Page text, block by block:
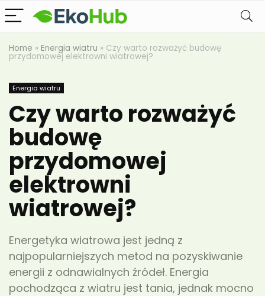
Home » Energia wiatru » Czy warto rozważyć budowę
przydomowej elektrowni wiatrowej?
Energia wiatru
Czy warto rozważyć
budowę
przydomowej
elektrowni
wiatrowej?
Energetyka wiatrowa jest jedną z
najpopularniejszych metod na pozyskiwanie
energii z odnawialnych źródeł. Energia
pochodząca z wiatru jest tania, jednak mocno